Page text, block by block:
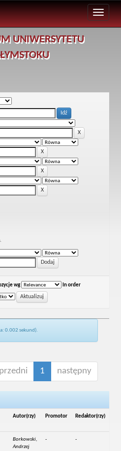
UNIWERSYTETU
wg In order
0.002 sekund).
1 następny
Autor(rzy) Promotor Redaktor(rzy)
Borkowski,
Andrzej
- -